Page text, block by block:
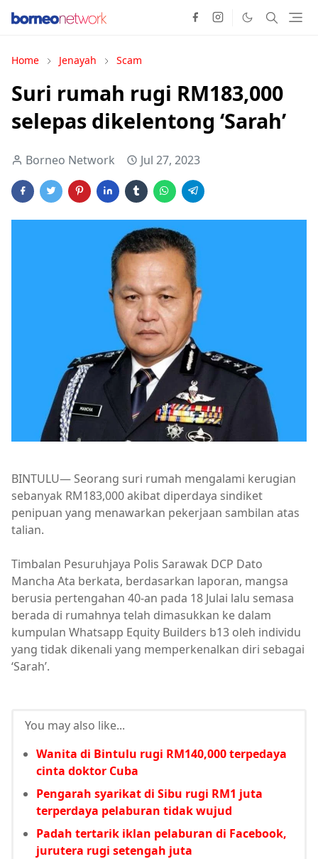
Home Jenayah Scam
Suri rumah rugi RM183,000
selepas dikelentong ‘Sarah’
Borneo Network Jul 27, 2023
BINTULU— Seorang suri rumah mengalami kerugian
sebanyak RM183,000 akibat diperdaya sindiket
penipuan yang menawarkan pekerjaan sambilan atas
talian.
Timbalan Pesuruhjaya Polis Sarawak DCP Dato
Mancha Ata berkata, berdasarkan laporan, mangsa
berusia pertengahan 40-an pada 18 Julai lalu semasa
berada di rumahnya telah dimasukkan ke dalam
kumpulan Whatsapp Equity Builders b13 oleh individu
yang tidak dikenali yang memperkenalkan diri sebagai
‘Sarah’.
You may also like...
Wanita di Bintulu rugi RM140,000 terpedaya
cinta doktor Cuba
Pengarah syarikat di Sibu rugi RM1 juta
terperdaya pelaburan tidak wujud
Padah tertarik iklan pelaburan di Facebook,
jurutera rugi setengah juta